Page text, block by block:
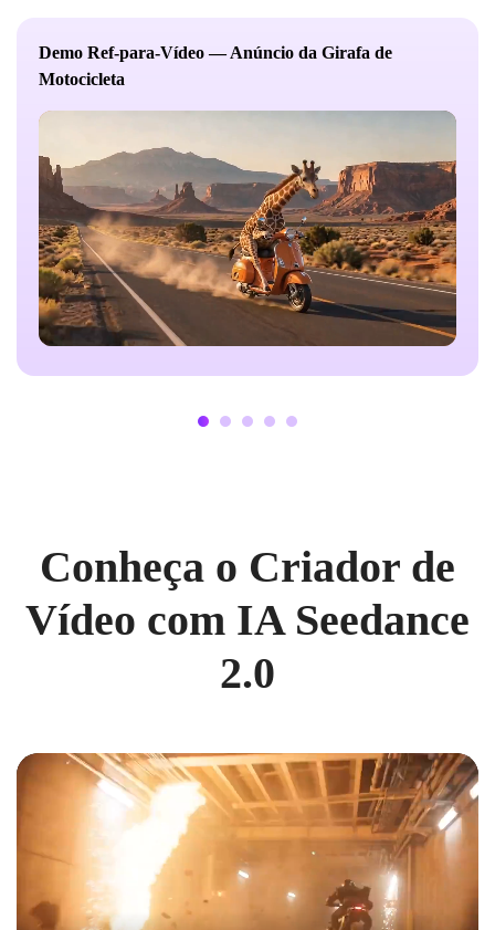
Com o cenário de uma rodovia ao estilo do velho
oeste, a câmera segue a girafa enquanto ela lança sua
motocicleta no ar. Filmado de um ângulo lateral, um
enquanto a girafa acelera, o slogan fica parcialmente
encoberto, lendo: "Pilote a 'Girafa'—Viva a Vida na
Pista Rápida." Por fim, a motocicleta aterrissa e passa
rugindo, levantando uma trilha de poeira e fumaça.
Demo Ref-para-Vídeo — Anúncio da Girafa de
Motocicleta
Conheça o Criador de
Vídeo com IA Seedance
2.0